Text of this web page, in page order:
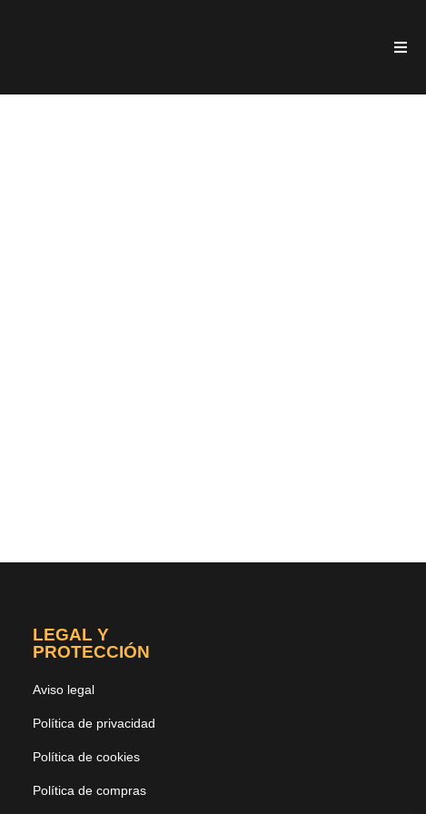
LEGAL Y
PROTECCIÓN
Aviso legal
Política de privacidad
Política de cookies
Política de compras